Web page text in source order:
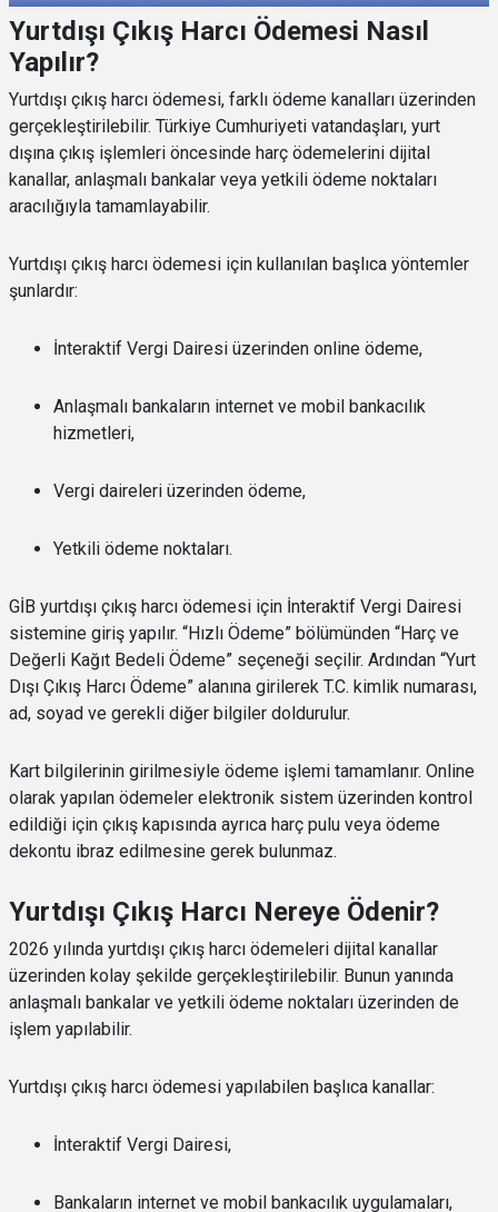
Yurtdışı Çıkış Harcı Ödemesi Nasıl
Yapılır?
Yurtdışı çıkış harcı ödemesi, farklı ödeme kanalları üzerinden
gerçekleştirilebilir. Türkiye Cumhuriyeti vatandaşları, yurt
dışına çıkış işlemleri öncesinde harç ödemelerini dijital
kanallar, anlaşmalı bankalar veya yetkili ödeme noktaları
aracılığıyla tamamlayabilir.
Yurtdışı çıkış harcı ödemesi için kullanılan başlıca yöntemler
şunlardır:
İnteraktif Vergi Dairesi üzerinden online ödeme,
Anlaşmalı bankaların internet ve mobil bankacılık
hizmetleri,
Vergi daireleri üzerinden ödeme,
Yetkili ödeme noktaları.
GİB yurtdışı çıkış harcı ödemesi için İnteraktif Vergi Dairesi
sistemine giriş yapılır. “Hızlı Ödeme” bölümünden “Harç ve
Değerli Kağıt Bedeli Ödeme” seçeneği seçilir. Ardından “Yurt
Dışı Çıkış Harcı Ödeme” alanına girilerek T.C. kimlik numarası,
ad, soyad ve gerekli diğer bilgiler doldurulur.
Kart bilgilerinin girilmesiyle ödeme işlemi tamamlanır. Online
olarak yapılan ödemeler elektronik sistem üzerinden kontrol
edildiği için çıkış kapısında ayrıca harç pulu veya ödeme
dekontu ibraz edilmesine gerek bulunmaz.
Yurtdışı Çıkış Harcı Nereye Ödenir?
2026 yılında yurtdışı çıkış harcı ödemeleri dijital kanallar
üzerinden kolay şekilde gerçekleştirilebilir. Bunun yanında
anlaşmalı bankalar ve yetkili ödeme noktaları üzerinden de
işlem yapılabilir.
Yurtdışı çıkış harcı ödemesi yapılabilen başlıca kanallar:
İnteraktif Vergi Dairesi,
Bankaların internet ve mobil bankacılık uygulamaları,